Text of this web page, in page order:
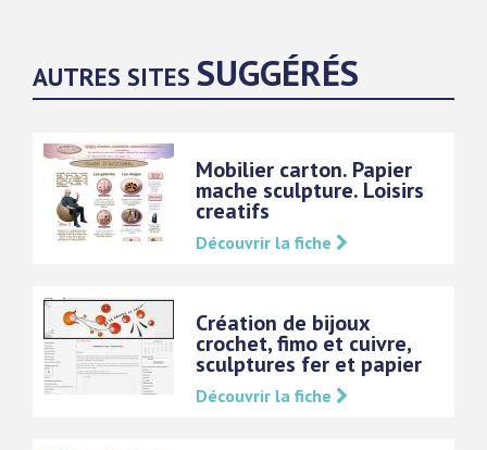
AUTRES SITES SUGGÉRÉS
Mobilier carton. Papier
mache sculpture. Loisirs
creatifs
Découvrir la fiche
Création de bijoux
crochet, fimo et cuivre,
sculptures fer et papier
Découvrir la fiche